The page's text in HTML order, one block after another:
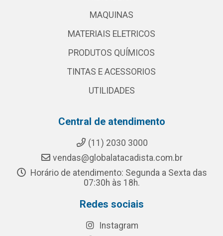
MAQUINAS
MATERIAIS ELETRICOS
PRODUTOS QUÍMICOS
TINTAS E ACESSORIOS
UTILIDADES
Central de atendimento
(11) 2030 3000
vendas@globalatacadista.com.br
Horário de atendimento: Segunda a Sexta das
07:30h às 18h.
Redes sociais
Instagram